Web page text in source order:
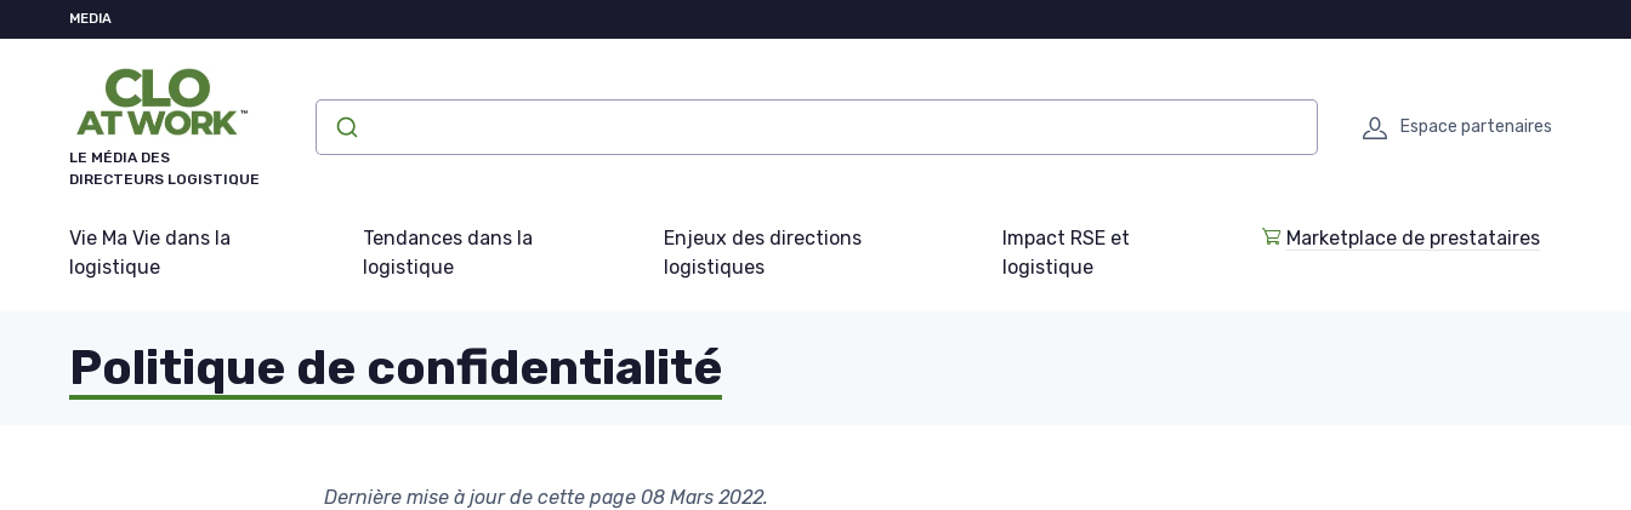
MEDIA
LE MÉDIA DES
DIRECTEURS LOGISTIQUE
Espace partenaires
Vie Ma Vie dans la
logistique
Tendances dans la
logistique
Enjeux des directions
logistiques
Impact RSE et
logistique
Marketplace de prestataires
Politique de confidentialité
Dernière mise à jour de cette page 08 Mars 2022.
Panneau de gestion des cookies